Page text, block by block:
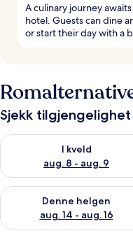
A culinary journey
hotel. Guests can dine
or start their day with a
Sjekk
I kveld
aug. 8 - aug. 9
Sjekk tilgjengelighet for i
Denne helgen
aug. 14 - aug. 16
Sjekk tilgjengelighet for